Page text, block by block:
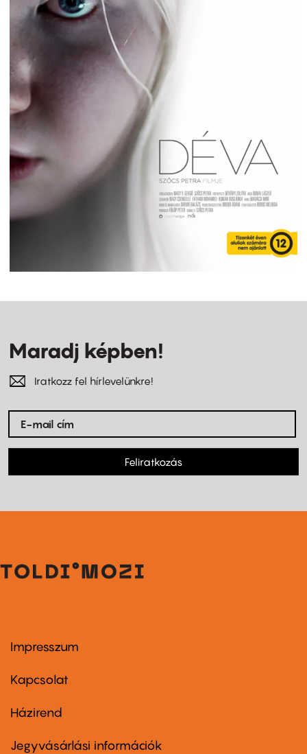
Maradj képben!
Iratkozz fel hírlevelünkre!
Feliratkozás
Footer
first
Impresszum
Kapcsolat
Footer
second
Házirend
Jegyvásárlási információk